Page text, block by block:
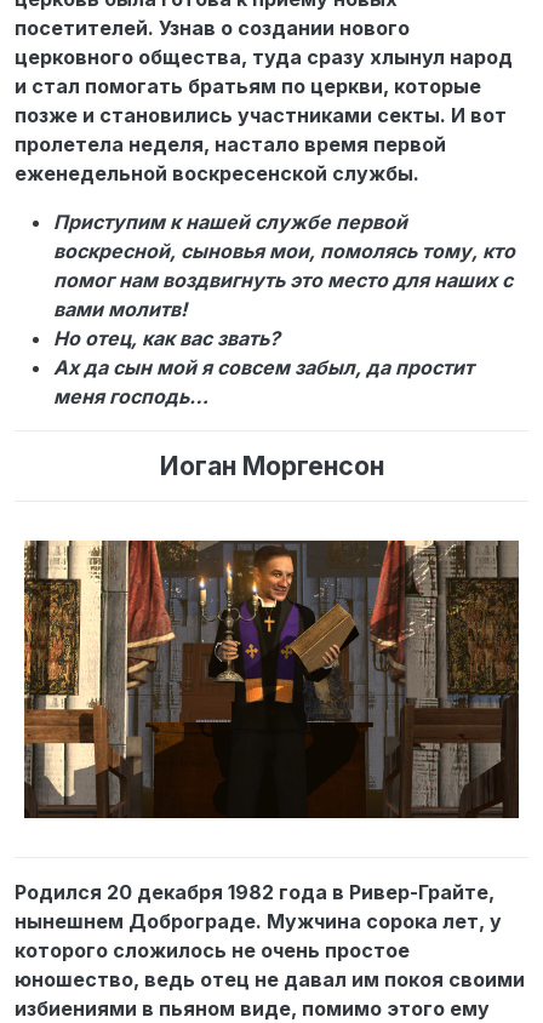
посетителей. Узнав о создании нового
церковного общества, туда сразу хлынул народ
и стал помогать братьям по церкви, которые
позже и становились участниками секты. И вот
пролетела неделя, настало время первой
еженедельной воскресенской службы.
Приступим к нашей службе первой
воскресной, сыновья мои, помолясь тому, кто
помог нам воздвигнуть это место для наших с
вами молитв!
Но отец, как вас звать?
Ах да сын мой я совсем забыл, да простит
меня господь…
Иоган Моргенсон
Родился 20 декабря 1982 года в Ривер-Грайте,
нынешнем Доброграде. Мужчина сорока лет, у
которого сложилось не очень простое
юношество, ведь отец не давал им покоя своими
избиениями в пьяном виде, помимо этого ему